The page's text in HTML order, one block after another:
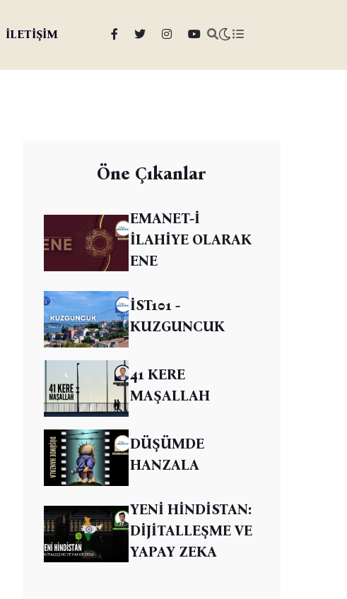
İLETİŞİM
Öne Çıkanlar
EMANET-İ
İLAHİYE OLARAK
ENE
İST101 -
KUZGUNCUK
41 KERE
MAŞALLAH
DÜŞÜMDE
HANZALA
YENİ HİNDİSTAN:
DİJİTALLEŞME VE
YAPAY ZEKA